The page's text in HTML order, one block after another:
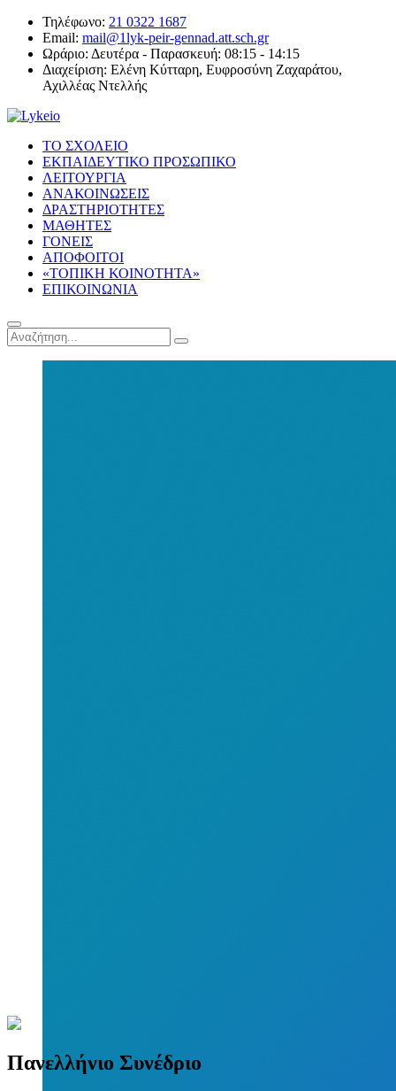
Τηλέφωνο: 21 0322 1687
Email: mail@1lyk-peir-gennad.att.sch.gr
Ωράριο: Δευτέρα - Παρασκευή: 08:15 - 14:15
Διαχείριση: Ελένη Κύτταρη, Ευφροσύνη Ζαχαράτου,
Αχιλλέας Ντελλής
ΤΟ ΣΧΟΛΕΙΟ
ΕΚΠΑΙΔΕΥΤΙΚΟ ΠΡΟΣΩΠΙΚΟ
ΛΕΙΤΟΥΡΓΙΑ
ΑΝΑΚΟΙΝΩΣΕΙΣ
ΔΡΑΣΤΗΡΙΟΤΗΤΕΣ
ΜΑΘΗΤΕΣ
ΓΟΝΕΙΣ
ΑΠΟΦΟΙΤΟΙ
«ΤΟΠΙΚΗ ΚΟΙΝΟΤΗΤΑ»
ΕΠΙΚΟΙΝΩΝΙΑ
Πανελλήνιο Συνέδριο